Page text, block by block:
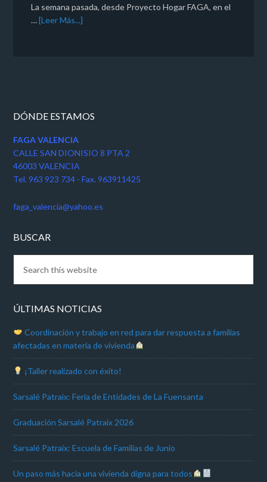
La semana pasada, desde Proyecto Hogar FAGA, en el
…[Leer Más...]
DÓNDE ESTAMOS
FAGA VALENCIA
CALLE SAN DIONISIO 8 PTA 2
46003 VALENCIA
Tel. 963 923 734 - Fax. 963911425
faga_valencia@yahoo.es
BUSCAR
ÚLTIMAS NOTICIAS
Coordinación y trabajo en red para dar respuesta a familias
afectadas en materia de vivienda
¡Taller realizado con éxito!
Sarsalé Patraix: Feria de Entidades de La Fuensanta
Graduación Sarsalé Patraix 2026
Sarsalé Patraix: Escuela de Familias de Junio
Un paso más hacia una vivienda digna para todos